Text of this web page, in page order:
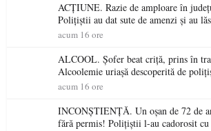
ACȚIUNE. Razie de amploare în
Polițiștii au dat sute de amenzi și au
permis într-o singură zi
acum 16 ore
ALCOOL. Șofer beat criță, prins în
Alcoolemie uriașă descoperită de
acum 16 ore
INCONȘTIENȚĂ. Un oșan de 72 de
fără permis! Polițiștii l-au cadorosit cu